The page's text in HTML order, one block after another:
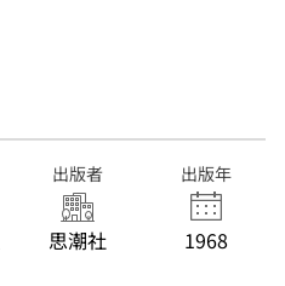
出版者
思潮社
出版年
1968